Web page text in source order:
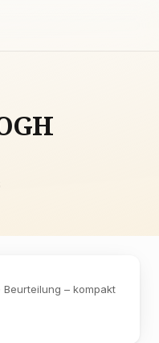
– kompakt